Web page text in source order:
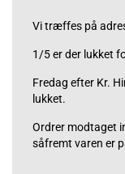
Vi træffes på
1/5 er der lukket
Fredag efter Kr.
lukket.
Ordrer modtaget
såfremt varen er